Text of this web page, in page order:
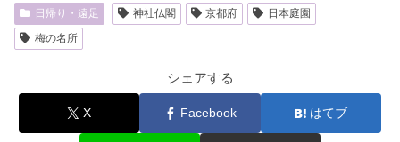
日帰り・遠足 神社仏閣 京都府
日本庭園
梅の名所
シェアする
X Facebook はてブ